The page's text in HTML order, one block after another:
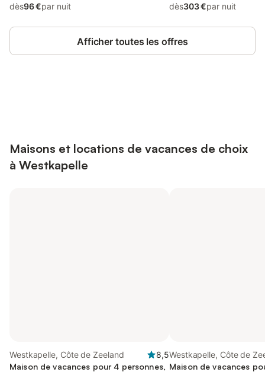
dès96 €par nuit
Terrasse
dès303 €par nuit
Afficher toutes les offres
Maisons et locations de vacances de choix
à Westkapelle
Westkapelle, Côte de Zeeland
8,5
Maison de vacances pour 4 personnes,
Westkapelle, Côte de
Maison de vacances